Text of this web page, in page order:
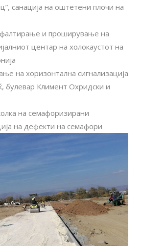
санација на оштетени плочи на
и проширување на
центар на холокаустот на
на хоризонтална сигнализација
булевар Климент Охридски и
на семафоризирани
на дефекти на семафори